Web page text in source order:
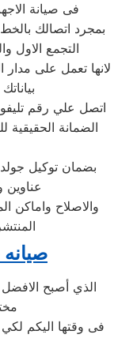
فى صيانة
بمجرد اتصالك
التجمع الاول
لانها تعمل على
اتصل علي رقم
الضمانة
بضمان توكيل
عناوين
الذي أصبح
فى وقتها اليكم